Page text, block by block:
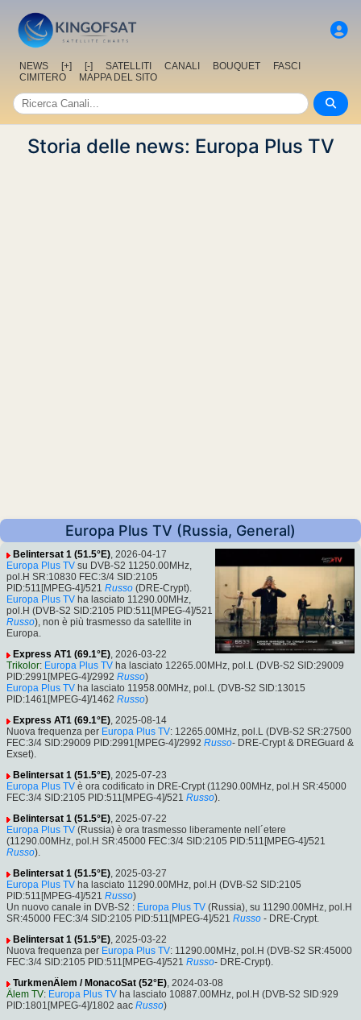
NEWS [+] [-] SATELLITI CANALI BOUQUET
FASCI
CIMITERO
MAPPA DEL SITO
Storia delle news: Europa Plus TV
Europa Plus TV (Russia, General)
Belintersat 1 (51.5°E), 2026-04-17
Europa Plus TV su DVB-S2 11250.00MHz,
pol.H SR:10830 FEC:3/4 SID:2105
PID:511[MPEG-4]/521 Russo (DRE-Crypt).
Europa Plus TV ha lasciato 11290.00MHz,
pol.H (DVB-S2 SID:2105 PID:511[MPEG-4]/521
Russo), non è più trasmesso da satellite in
Europa.
Express AT1 (69.1°E), 2026-03-22
Trikolor: Europa Plus TV ha lasciato 12265.00MHz, pol.L (DVB-S2 SID:29009
PID:2991[MPEG-4]/2992 Russo)
Europa Plus TV ha lasciato 11958.00MHz, pol.L (DVB-S2 SID:13015
PID:1461[MPEG-4]/1462 Russo)
Express AT1 (69.1°E), 2025-08-14
Nuova frequenza per Europa Plus TV: 12265.00MHz, pol.L (DVB-S2 SR:27500
FEC:3/4 SID:29009 PID:2991[MPEG-4]/2992 Russo- DRE-Crypt & DREGuard &
Exset).
Belintersat 1 (51.5°E), 2025-07-23
Europa Plus TV è ora codificato in DRE-Crypt (11290.00MHz, pol.H SR:45000
FEC:3/4 SID:2105 PID:511[MPEG-4]/521 Russo).
Belintersat 1 (51.5°E), 2025-07-22
Europa Plus TV (Russia) è ora trasmesso liberamente nell´etere
(11290.00MHz, pol.H SR:45000 FEC:3/4 SID:2105 PID:511[MPEG-4]/521
Russo).
Belintersat 1 (51.5°E), 2025-03-27
Europa Plus TV ha lasciato 11290.00MHz, pol.H (DVB-S2 SID:2105
PID:511[MPEG-4]/521 Russo)
Un nuovo canale in DVB-S2 : Europa Plus TV (Russia), su 11290.00MHz, pol.H
SR:45000 FEC:3/4 SID:2105 PID:511[MPEG-4]/521 Russo - DRE-Crypt.
Belintersat 1 (51.5°E), 2025-03-22
Nuova frequenza per Europa Plus TV: 11290.00MHz, pol.H (DVB-S2 SR:45000
FEC:3/4 SID:2105 PID:511[MPEG-4]/521 Russo- DRE-Crypt).
TurkmenÄlem / MonacoSat (52°E), 2024-03-08
Älem TV: Europa Plus TV ha lasciato 10887.00MHz, pol.H (DVB-S2 SID:929
PID:1801[MPEG-4]/1802 aac Russo)